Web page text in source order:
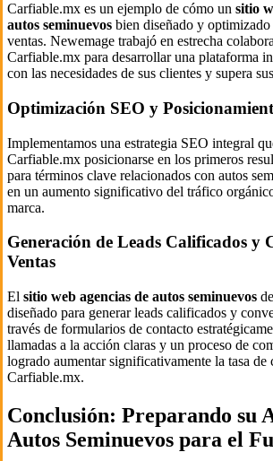
Carfiable.mx es un ejemplo de cómo un sitio
autos seminuevos bien diseñado y
ventas. Newemage trabajó en estrecha
Carfiable.mx para desarrollar una plataforma
con las necesidades de sus clientes y supera
Optimización SEO y
Implementamos una estrategia SEO integral
Carfiable.mx posicionarse en los primeros
para términos clave relacionados con autos
en un aumento significativo del tráfico
marca.
Generación de Leads Calificados y
Ventas
El sitio web agencias de autos seminuevos
diseñado para generar leads calificados y
través de formularios de contacto
llamadas a la acción claras y un proceso de
logrado aumentar significativamente la tasa de
Carfiable.mx.
Conclusión: Preparando su
Autos Seminuevos para el